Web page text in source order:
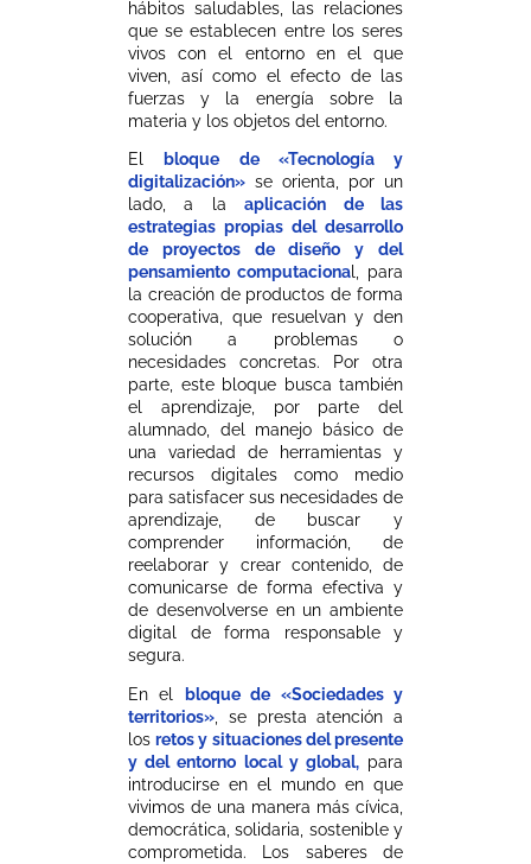
hábitos saludables, las relaciones
que se establecen entre los seres
vivos con el entorno en el que
viven, así como el efecto de las
fuerzas y la energía sobre la
materia y los objetos del entorno.
El
bloque de «Tecnología y
digitalización» se orienta, por un
lado, a laaplicación de las
estrategias propias del desarrollo
de proyectos de diseño y del
pensamiento computacional, para
la creación de productos de forma
cooperativa, que resuelvan y den
solución a problemas o
necesidades concretas. Por otra
parte, este bloque busca también
el aprendizaje, por parte del
alumnado, del manejo básico de
una variedad de herramientas y
recursos digitales como medio
para satisfacer sus necesidades de
aprendizaje, de buscar y
comprender información, de
reelaborar y crear contenido, de
comunicarse de forma efectiva y
de desenvolverse en un ambiente
digital de forma responsable y
segura.
En el
bloque de «Sociedades y
territorios» , se presta atención a
losretos y situaciones del presente
y del entorno local y global,para
introducirse en el mundo en que
vivimos de una manera más cívica,
democrática, solidaria, sostenible y
comprometida. Los saberes de